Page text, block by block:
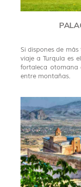
Si dispones de
viaje a Turquía es
fortaleca otomana
entre montañas.